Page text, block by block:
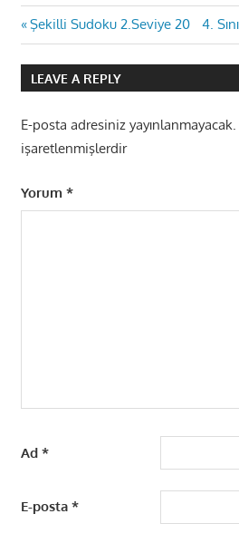
Yazı
gezinmesi
Previous
Post:
Şekilli Sudoku 2.Seviye 20
Next
Post:
4.
LEAVE A REPLY
E-posta adresiniz yayınlanmayacak.
işaretlenmişlerdir
Yorum *
Ad *
E-posta *